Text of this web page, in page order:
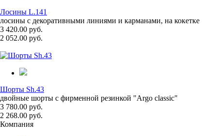
Лосины L.141
лосины с декоративными линиями и карманами, на кокетке
3 420.00 руб.
2 052.00 руб.
Шорты Sh.43
двойные шорты с фирменной резинкой "Argo classic"
3 780.00 руб.
2 268.00 руб.
Компания